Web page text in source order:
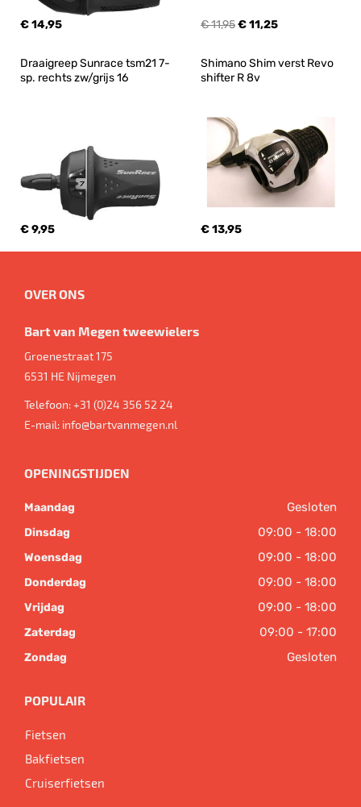
€ 14,95 € 11,95€ 11,25
Draaigreep Sunrace tsm21 7-
sp. rechts zw/grijs 16
€ 9,95
Shimano Shim verst Revo
shifter R 8v
€ 13,95
OVER ONS
Bart van Megen tweewielers
Groenestraat 175
6531 HE Nijmegen
Telefoon:+31 (0)24 356 52 24
E-mail: info@bartvanmegen.nl
OPENINGSTIJDEN
Maandag Gesloten
Dinsdag 09:00 - 18:00
Woensdag 09:00 - 18:00
Donderdag 09:00 - 18:00
Vrijdag 09:00 - 18:00
Zaterdag 09:00 - 17:00
Zondag Gesloten
POPULAIR
Fietsen
Bakfietsen
Cruiserfietsen